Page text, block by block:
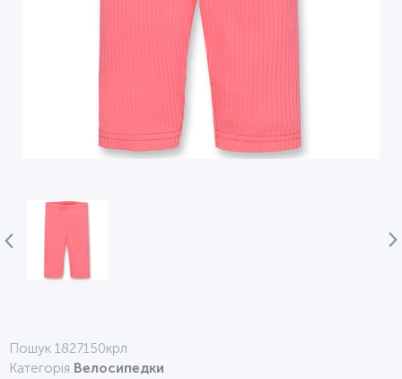
Пошук 1827150крл
Категорія Велосипедки